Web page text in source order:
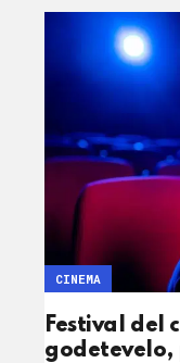
Festival del
godetevelo,
CINEMA